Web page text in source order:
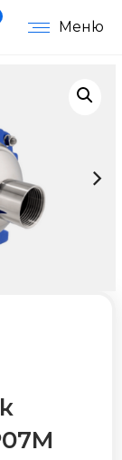
Меню